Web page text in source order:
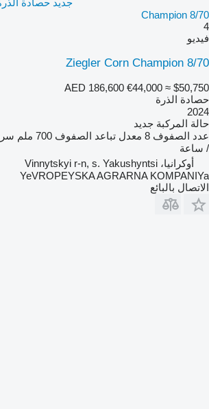
Champion 8/70
4
فيديو
Ziegler Corn Champion 8/70
AED 186,600 €44,000 ≈ $50,750
حصادة الذرة
2024
حالة المركبة جديد
عدد الصفوف 8 معدل تباعد الصفوف 700 ملم
/ ساعة
أوكرانيا، Vinnytskyi r-n, s. Yakushyntsi
YeVROPEYSKA AGRARNA KOMPANIYa
الاتصال بالبائع